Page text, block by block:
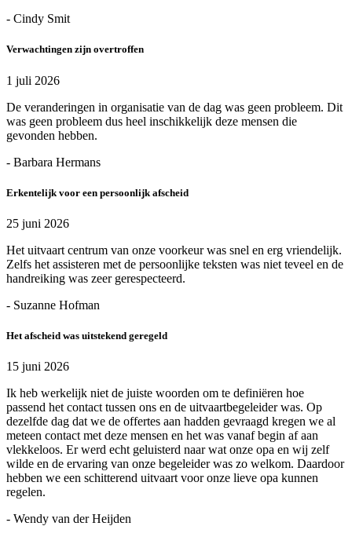
- Cindy Smit
Verwachtingen zijn overtroffen
1 juli 2026
De veranderingen in organisatie van de dag was geen probleem. Dit
was geen probleem dus heel inschikkelijk deze mensen die
gevonden hebben.
- Barbara Hermans
Erkentelijk voor een persoonlijk afscheid
25 juni 2026
Het uitvaart centrum van onze voorkeur was snel en erg vriendelijk.
Zelfs het assisteren met de persoonlijke teksten was niet teveel en de
handreiking was zeer gerespecteerd.
- Suzanne Hofman
Het afscheid was uitstekend geregeld
15 juni 2026
Ik heb werkelijk niet de juiste woorden om te definiëren hoe
passend het contact tussen ons en de uitvaartbegeleider was. Op
dezelfde dag dat we de offertes aan hadden gevraagd kregen we al
meteen contact met deze mensen en het was vanaf begin af aan
vlekkeloos. Er werd echt geluisterd naar wat onze opa en wij zelf
wilde en de ervaring van onze begeleider was zo welkom. Daardoor
hebben we een schitterend uitvaart voor onze lieve opa kunnen
regelen.
- Wendy van der Heijden